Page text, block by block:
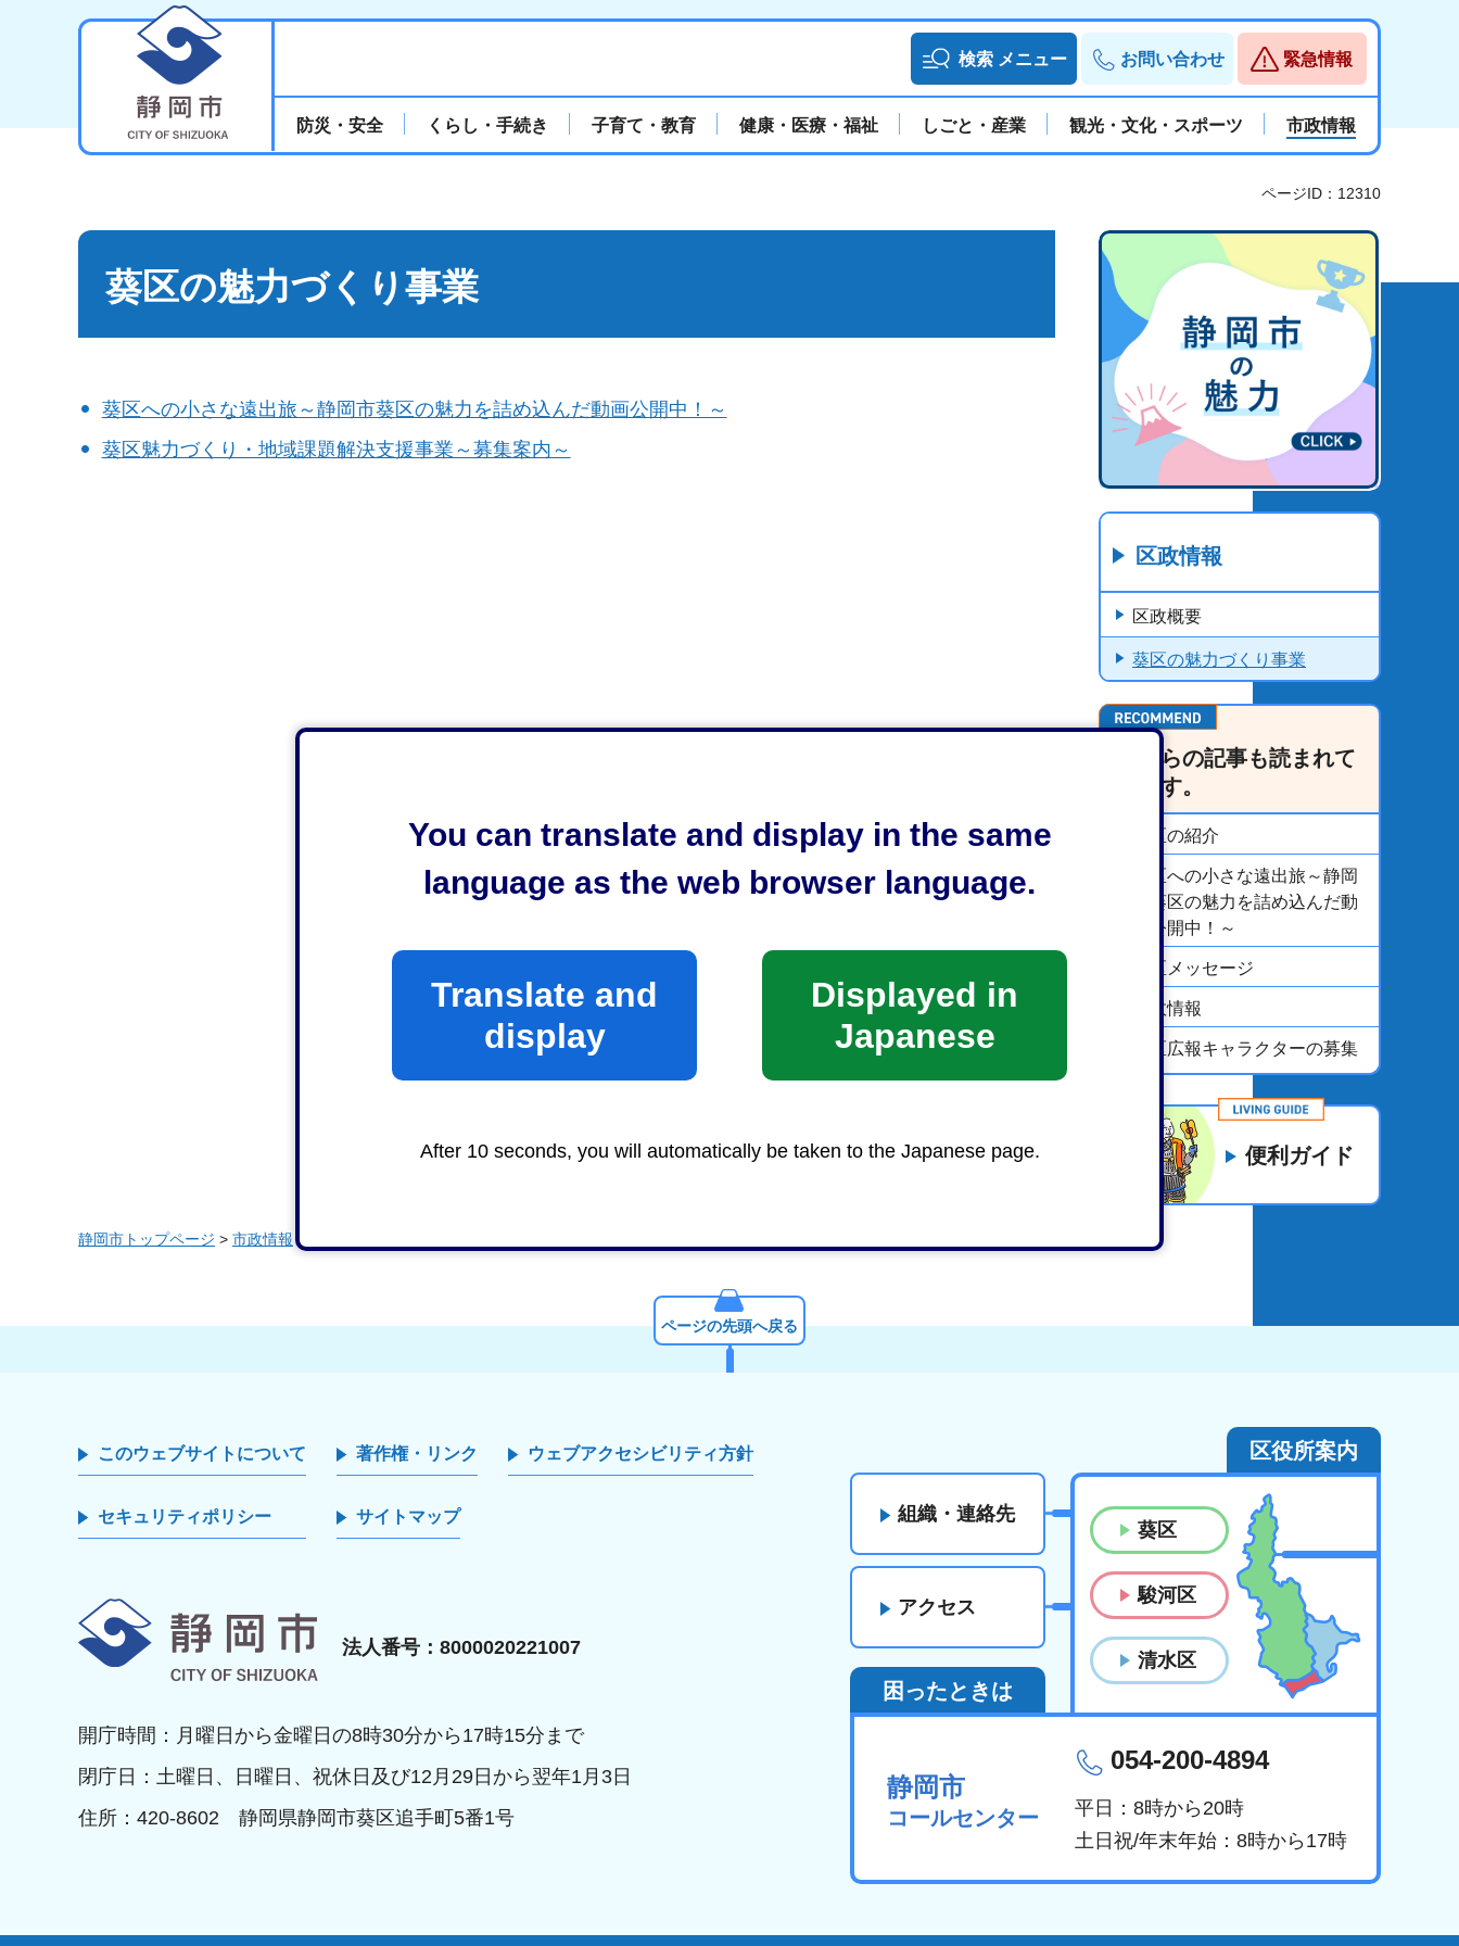
You can translate and display in the same
language as the web browser language.
Translate and
display
Displayed in
Japanese
After 10 seconds, you will automatically be taken to the Japanese page.
検索 メニュー お問い合わせ 緊急情報
防災・安全 くらし・手続き 子育て・教育 健康・医療・福祉 しごと・産業 観光・文化・スポーツ 市政情報
ページID：12310
葵区の魅力づくり事業
葵区への小さな遠出旅～静岡市葵区の魅力を詰め込んだ動画公開中！～
葵区魅力づくり・地域課題解決支援事業～募集案内～
区政情報
区政概要
葵区の魅力づくり事業
こちらの記事も読まれて
います。
葵区の紹介
葵区への小さな遠出旅～静岡
市葵区の魅力を詰め込んだ動
画公開中！～
葵区メッセージ
区政情報
葵区広報キャラクターの募集
便利ガイド
静岡市トップページ > 市政情報>
ページの先頭へ戻る
このウェブサイトについて 著作権・リンク ウェブアクセシビリティ方針
セキュリティポリシー サイトマップ
法人番号：8000020221007
開庁時間：月曜日から金曜日の8時30分から17時15分まで
閉庁日：土曜日、日曜日、祝休日及び12月29日から翌年1月3日
住所：420-8602 静岡県静岡市葵区追手町5番1号
組織・連絡先
アクセス
区役所案内
葵区
駿河区
清水区
困ったときは
静岡市
コールセンター
054-200-4894
平日：8時から20時
土日祝/年末年始：8時から17時